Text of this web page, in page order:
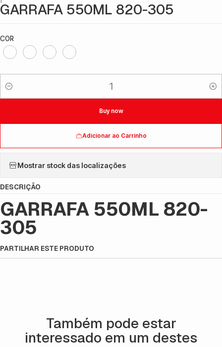
GARRAFA 550ML 820-305
COR
Quantidade
Adicionar ao Carrinho
Buy now
Mostrar stock das localizações
DESCRIÇÃO
GARRAFA 550ML 820-
305
PARTILHAR ESTE PRODUTO
Também pode estar
interessado em um destes